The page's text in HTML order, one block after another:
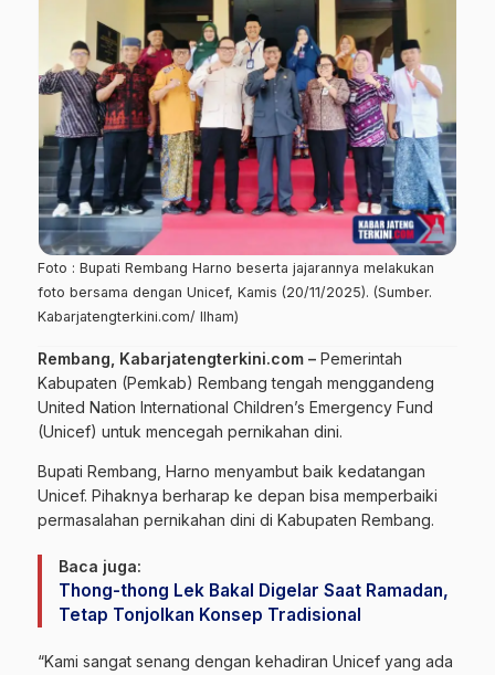
Foto : Bupati Rembang Harno beserta jajarannya melakukan
foto bersama dengan Unicef, Kamis (20/11/2025). (Sumber.
Kabarjatengterkini.com/ Ilham)
Rembang, Kabarjatengterkini.com – Pemerintah
Kabupaten (Pemkab) Rembang tengah menggandeng
United Nation International Children’s Emergency Fund
(Unicef) untuk mencegah pernikahan dini.
Bupati Rembang, Harno menyambut baik kedatangan
Unicef. Pihaknya berharap ke depan bisa memperbaiki
permasalahan pernikahan dini di Kabupaten Rembang.
Baca juga:
Thong-thong Lek Bakal Digelar Saat Ramadan,
Tetap Tonjolkan Konsep Tradisional
“Kami sangat senang dengan kehadiran Unicef yang ada